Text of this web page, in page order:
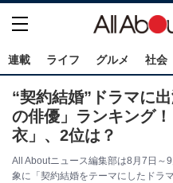
連載 ライフ グルメ 社会
“契約結婚”ドラマに
の俳優」ランキング
衣」、2位は？
All Aboutニュース編集部は8月7日～
象に「契約結婚をテーマにしたドラ